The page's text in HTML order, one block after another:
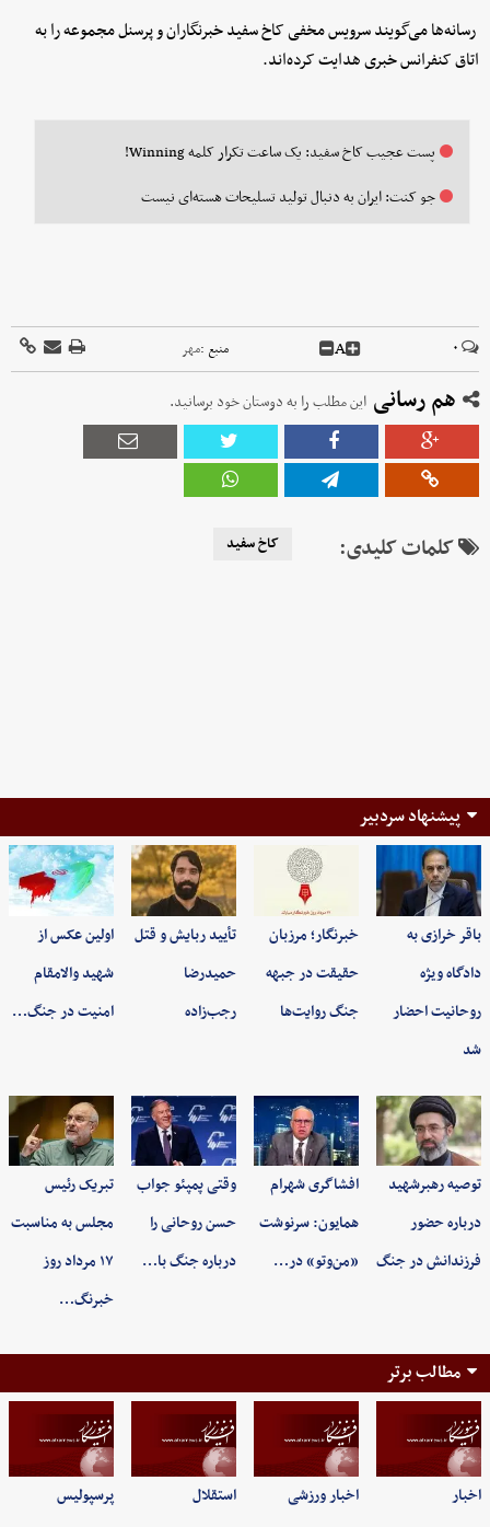
رسانه‌ها می‌گویند سرویس مخفی کاخ سفید خبرنگاران و پرسنل مجموعه را به
اتاق کنفرانس خبری هدایت کرده‌اند.
پست عجیب کاخ سفید: یک ساعت تکرار کلمه Winning!
جو کنت: ایران به دنبال تولید تسلیحات هسته‌ای نیست
۰ A منبع :مهر
هم رسانی این مطلب را به دوستان خود برسانید.
کلمات کلیدی: کاخ سفید
پیشنهاد سردبیر
باقر خرازی به
دادگاه ویژه
روحانیت احضار
شد
خبرنگار؛ مرزبان
حقیقت در جبهه
جنگ روایت‌ها
تأیید ربایش و قتل
حمیدرضا
رجب‌زاده
اولین عکس از
شهید والامقام
امنیت در جنگ…
توصیه رهبرشهید
درباره حضور
فرزندانش در جنگ
افشاگری شهرام
همایون: سرنوشت
«من‌وتو» در…
وقتی پمپئو جواب
حسن روحانی را
درباره جنگ با…
تبریک رئیس
مجلس به مناسبت
۱۷ مرداد روز
خبرنگ…
مطالب برتر
اخبار اخبار ورزشی استقلال پرسپولیس